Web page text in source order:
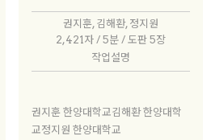
권지훈, 김해환, 정지원
2,421자 / 5분 / 도판 5장
작업설명
권지훈 한양대학교김해환 한양대학
교정지원 한양대학교